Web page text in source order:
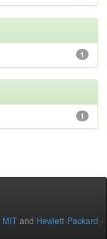
1
1
MIT and Hewlett-Packard -